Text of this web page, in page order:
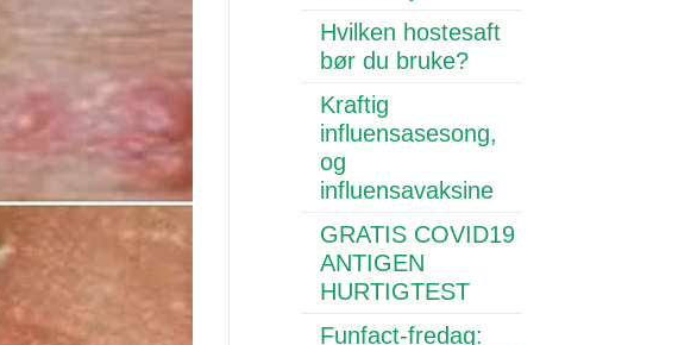
Hvilken hostesaft
bør du bruke?
Kraftig
influensasesong,
og
influensavaksine
GRATIS COVID19
ANTIGEN
HURTIGTEST
Funfact-fredag: